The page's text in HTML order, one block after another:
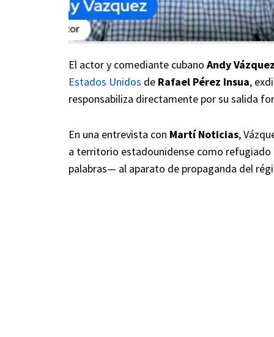
El actor y comediante cubano Andy
Estados Unidos de Rafael Pérez Insua,
responsabiliza directamente por su salida
En una entrevista con Martí Noticias,
a territorio estadounidense como
palabras— al aparato de propaganda del